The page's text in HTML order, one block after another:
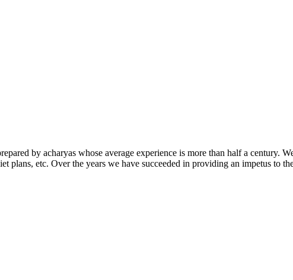
by acharyas whose average experience is more than half a century.
plans, etc. Over the years we have succeeded in providing an impetus to